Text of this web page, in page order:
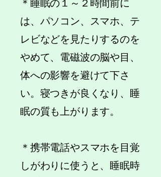
＊睡眠の１～２時間前に
は、パソコン、スマホ、テ
レビなどを見たりするのを
やめて、電磁波の脳や目、
体への影響を避けて下さ
い。寝つきが良くなり、睡
眠の質も上がります。
＊携帯電話やスマホを目覚
しがわりに使うと、睡眠時